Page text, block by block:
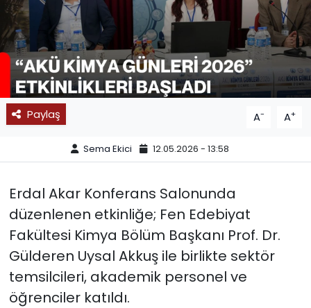
Paylaş A- A+
Sema Ekici 12.05.2026 - 13:58
Erdal Akar Konferans Salonunda
düzenlenen etkinliğe; Fen Edebiyat
Fakültesi Kimya Bölüm Başkanı Prof. Dr.
Gülderen Uysal Akkuş ile birlikte sektör
temsilcileri, akademik personel ve
öğrenciler katıldı.